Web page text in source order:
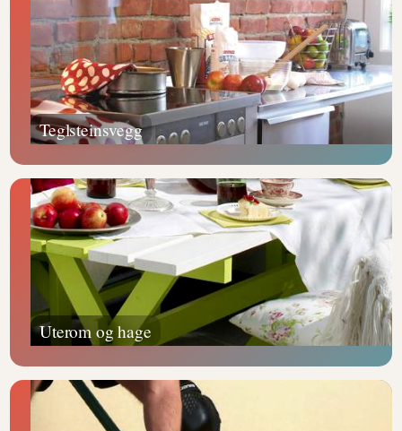
Teglsteinsvegg
Uterom og hage